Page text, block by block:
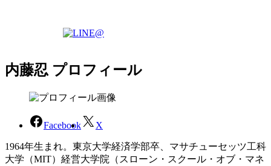
内藤忍 プロフィール
Facebook X
1964年生まれ。東京大学経済学部卒、マサチューセッツ工科
大学（MIT）経営大学院（スローン・スクール・オブ・マネ